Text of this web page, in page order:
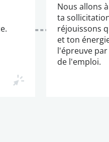
Nous allons
ta
réjouissons
et ton
l'épreuve
de l'emploi.